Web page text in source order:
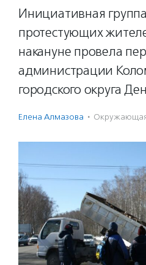
Инициативная
протестующих
накануне провела
администрации
городского округа
Елена Алмазова ·